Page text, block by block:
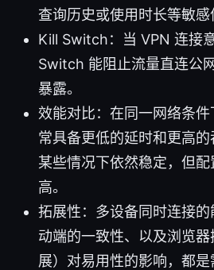
查询历史或使用时长等敏感
Kill Switch：当 VPN 连接
Switch 能阻止流量直连公
暴露。
效能对比：在同一网络条
常具备更低的延时和更高
某些情况下依然稳定，但
高。
拓展性：多设备同时连接
动端的一致性、以及浏览
展）对易用性的影响，都是